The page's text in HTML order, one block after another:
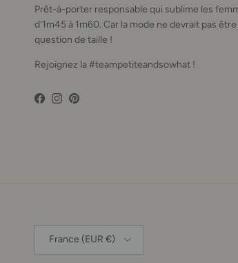
Prêt-à-porter responsable qui sublime les
d'1m45 à 1m60. Car la mode ne devrait pas
question de taille !
Rejoignez la #teampetiteandsowhat !
Facebook
Instagram
Pinterest
France (EUR €)